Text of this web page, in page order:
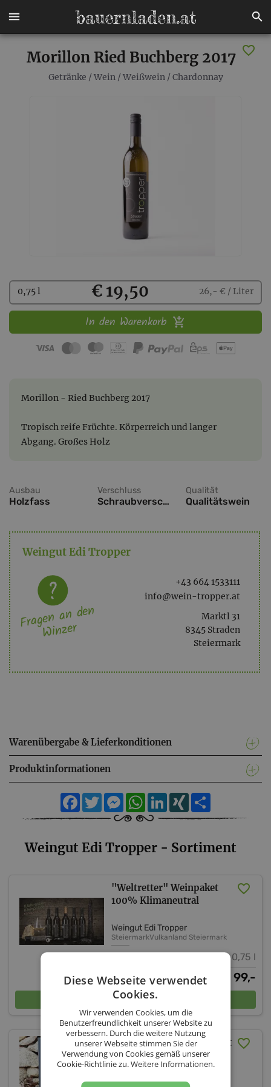
Morillon Ried Buchberg 2017
Getränke / Wein/ Weißwein/ Chardonnay
Kaufen
0,75 l € 19,50 26,- € / Liter
In den Warenkorb
Morillon - Ried Buchberg 2017
Tropisch reife Früchte. Körperreich und langer
Abgang. Großes Holz
Ausbau
Holzfass
Verschluss
Schraubverschluss
Qualität
Qualitätswein
Weingut Edi Tropper
+43 664 1533111
info@wein-tropper.at
Marktl 31
8345 Straden
Steiermark
Fragen an den
Winzer
Warenübergabe & Lieferkonditionen
Produktinformationen
FacebookTwitterMessengerWhatsApp
LinkedIn
XING
Weingut Edi Tropper - Sortiment
"Weltretter" Weinpaket
100% Klimaneutral
Weingut Edi Tropper
SteiermarkVulkanland Steiermark
0,75 l
99,-
In den Warenkorb
Bio Wein Kennenlernpaket
Weingut Edi Tropper
Diese Webseite verwendet
Cookies.
Wir verwenden Cookies, um die
Benutzerfreundlichkeit unserer Website zu
verbessern. Durch die weitere Nutzung
unserer Webseite stimmen Sie der
Verwendung von Cookies gemäß unserer
Cookie-Richtlinie zu.Weitere Informationen.